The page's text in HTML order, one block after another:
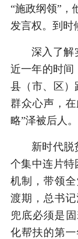
“施政纲领”，
发言权。到时
深入了解
近一年的时间
县（市、区）
群众心声，
略”泽被后人。
新时代脱
个集中连片特
机制，带领
渡期，总书
兜底必须是
化帮扶的第